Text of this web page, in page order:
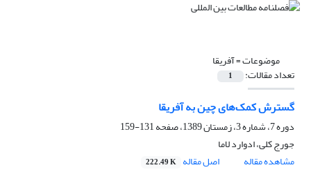
موضوعات =آفریقا
تعداد مقالات: 1
گسترش کمک‌های چین به آفریقا
دوره 7، شماره 3، زمستان 1389، صفحه
131-159
جورج کلی، ادوارد لاما
مشاهده مقاله
اصل مقاله 222.49 K